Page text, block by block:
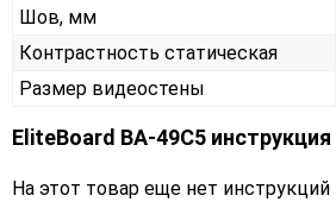
Шов, мм
Контрастность статическая
Размер видеостены
EliteBoard BA-49C5
На этот товар еще нет инструкций